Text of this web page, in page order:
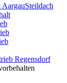
AargauSteildach
Regensdorf